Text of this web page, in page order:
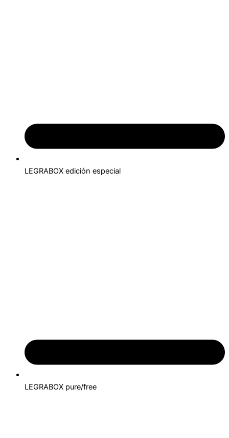
LEGRABOX edición especial
LEGRABOX pure/free